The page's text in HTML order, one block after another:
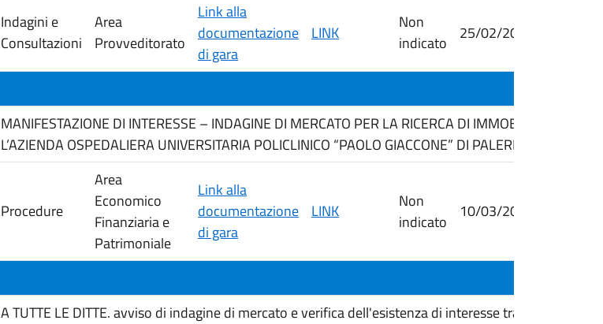
Indagini e
Consultazioni
Area
Provveditorato
Link alla
documentazione
di gara
LINK
Non
indicato
25/02/2026
MANIFESTAZIONE DI INTERESSE – INDAGINE DI MERCATO PER LA RICERCA DI IMMOBILI IN
L’AZIENDA OSPEDALIERA UNIVERSITARIA POLICLINICO “PAOLO GIACCONE” DI PALERMO.
Procedure
Area
Economico
Finanziaria e
Patrimoniale
Link alla
documentazione
di gara
LINK
Non
indicato
10/03/2026
A TUTTE LE DITTE. avviso di indagine di mercato e verifica dell'esistenza di interesse transfrontali...